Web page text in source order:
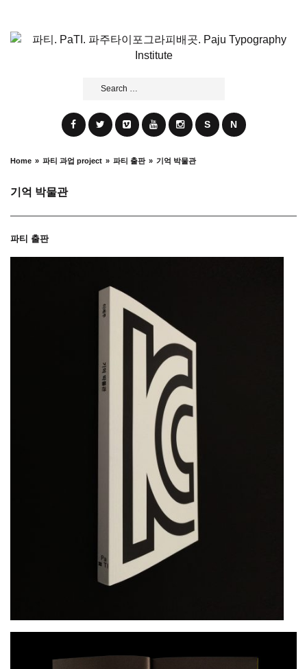
content
Search
S N
Home 파티 과업 project 파티 출판 기억 박물관
기억 박물관
파티 출판